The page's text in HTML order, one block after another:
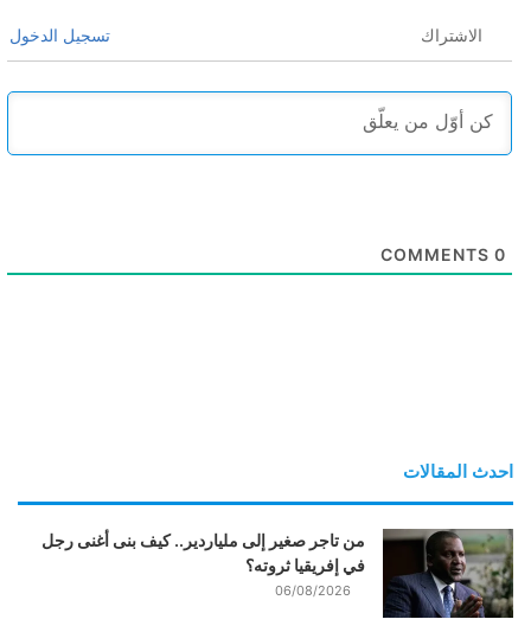
الاشتراك تسجيل الدخول
0
احدث المقالات
من تاجر صغير إلى ملياردير.. كيف بنى أغنى رجل
في إفريقيا ثروته؟
06/08/2026